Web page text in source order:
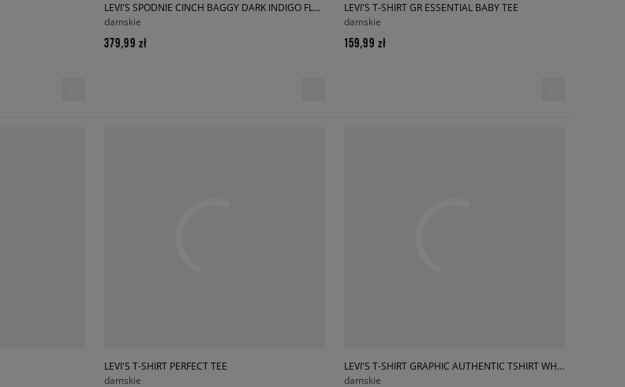
LEVI'S SPODNIE CINCH BAGGY DARK INDIGO FLAT FINISH
damskie
379,99 zł
LEVI'S T-SHIRT GR ESSENTIAL BABY TEE
damskie
159,99 zł
LEVI'S T-SHIRT PERFECT TEE
damskie
LEVI'S T-SHIRT GRAPHIC AUTHENTIC TSHIRT WHITES
damskie